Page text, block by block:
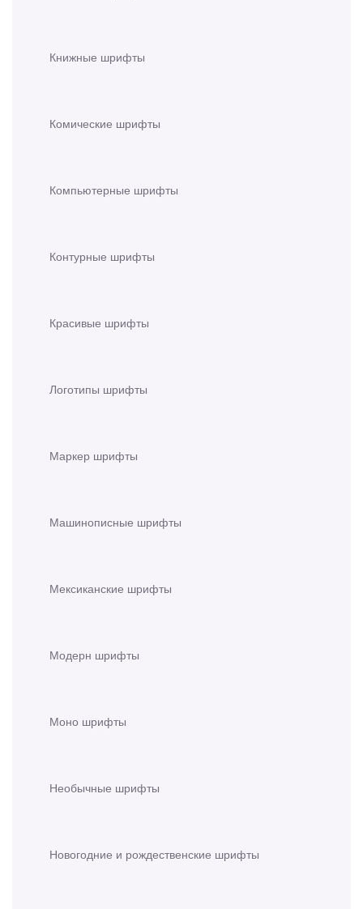
Книжные шрифты
Комические шрифты
Компьютерные шрифты
Контурные шрифты
Красивые шрифты
Логотипы шрифты
Маркер шрифты
Машинописные шрифты
Мексиканские шрифты
Модерн шрифты
Моно шрифты
Необычные шрифты
Новогодние и рождественские шрифты